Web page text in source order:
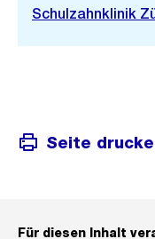
Schulzahnklinik
Seite
Für diesen Inhalt